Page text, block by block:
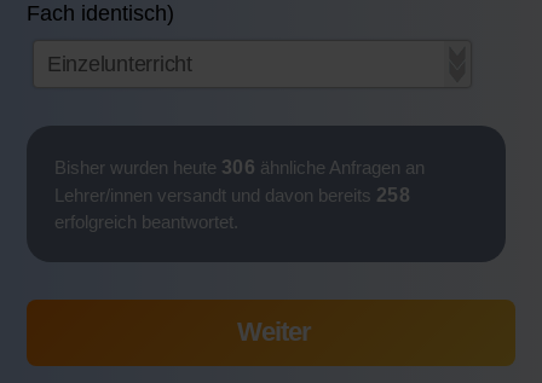
Fach identisch)
Bisher wurden heute 306 ähnliche Anfragen an
Lehrer/innen versandt und davon bereits 258
erfolgreich beantwortet.